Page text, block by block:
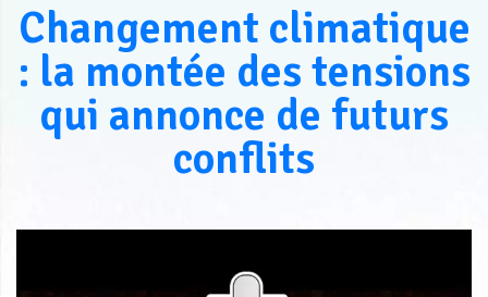
Changement climatique
: la montée des tensions
qui annonce de futurs
conflits